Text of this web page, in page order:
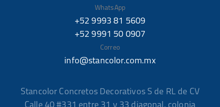
WhatsApp
+52 9993 81 5609
+52 9991 50 0907
Correo
info@stancolor.com.mx
Stancolor Concretos Decorativos S de RL de CV
Calle 40 #331 entre 31 y 33 diagonal, colonia